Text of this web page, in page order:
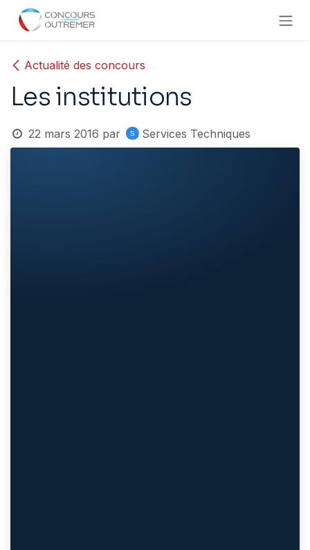
Se rendre au contenu
Actualité des concours
Les institutions
22 mars 2016 par Services Techniques